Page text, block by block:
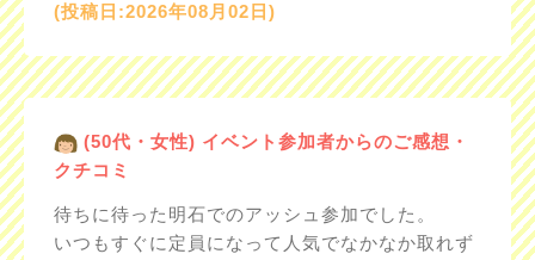
(投稿日:2026年08月02日)
(50代・女性) イベント参加者からのご感想・
クチコミ
待ちに待った明石でのアッシュ参加でした。
いつもすぐに定員になって人気でなかなか取れず